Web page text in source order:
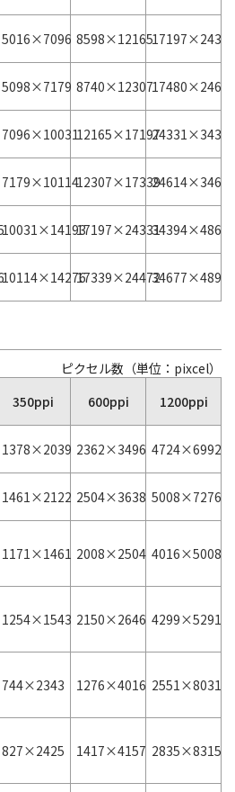
5016×7096 8598×1216517197×24331
5098×7179 8740×1230717480×24614
7096×1003112165×1719724331×34394
7179×1011412307×1733924614×34677
10031×1419317197×2433134394×48661
10114×1427617339×2447234677×48945
ピクセル数（単位：pixcel）
350ppi 600ppi 1200ppi
1378×2039 2362×3496 4724×6992
1461×2122 2504×3638 5008×7276
1171×1461 2008×2504 4016×5008
1254×1543 2150×2646 4299×5291
744×2343 1276×4016 2551×8031
827×2425 1417×4157 2835×8315